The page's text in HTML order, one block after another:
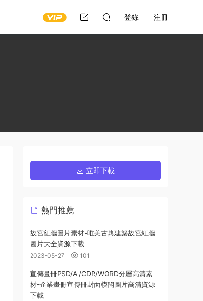
登錄 注冊
立即下載
熱門推薦
故宮紅牆圖片素材-唯美古典建築故宮紅牆
圖片大全資源下載
2023-05-27 101
宣傳畫冊PSD/AI/CDR/WORD分層高清素
材-企業畫冊宣傳冊封面模闆圖片高清資源
下載